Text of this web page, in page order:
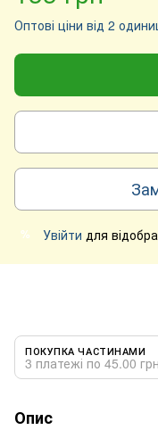
Оптові ціни від 2
% Увійти для
ПОКУПКА ЧАСТИНАМИ
3 платежі по 45.00 грн
Опис